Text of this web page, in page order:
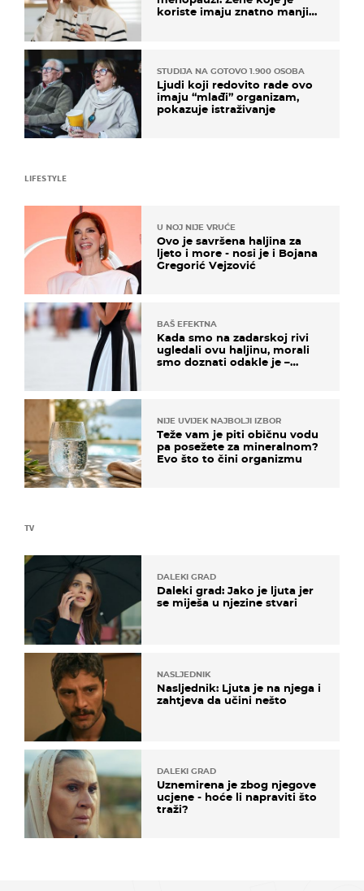
koriste imaju znatno manji
STUDIJA NA GOTOVO 1.900 OSOBA
Ljudi koji redovito rade ovo
imaju “mlađi” organizam,
pokazuje istraživanje
TV
DALEKI GRAD
Daleki grad: Jako je ljuta jer
se miješa u njezine stvari
NASLJEDNIK
Nasljednik: Ljuta je na njega i
zahtjeva da učini nešto
DALEKI GRAD
Uznemirena je zbog njegove
ucjene - hoće li napraviti što
traži?
LIFESTYLE
U NOJ NIJE VRUĆE
Ovo je savršena haljina za
ljeto i more - nosi je i Bojana
Gregorić Vejzović
BAŠ EFEKTNA
Kada smo na zadarskoj rivi
ugledali ovu haljinu, morali
smo doznati odakle je –
NIJE UVIJEK NAJBOLJI IZBOR
Teže vam je piti običnu vodu
pa posežete za mineralnom?
Evo što to čini organizmu